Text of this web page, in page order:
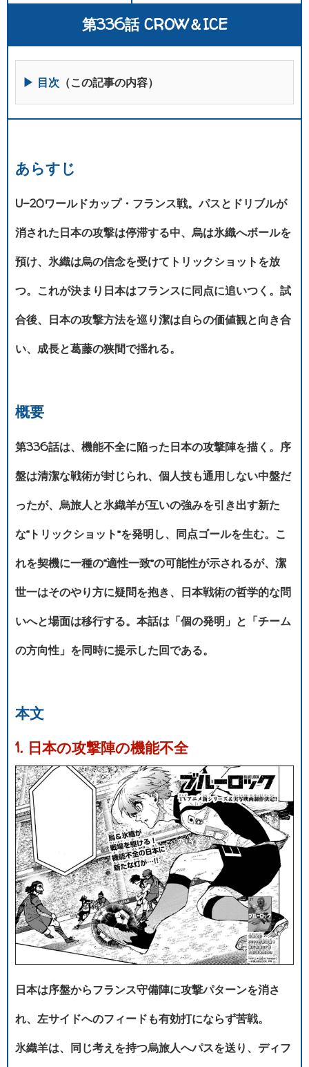
第336話 CROW＆ICE
▶ 目次 （この記事の内容）
あらすじ
U-20ワールドカップ・フランス戦。パスとドリブルが
消された日本の攻撃は停滞する中、烏は氷織へボールを
預け、氷織は烏の信念を受けてトリックショットを放
つ。これが決まり日本はフランスに同点に追いつく。試
合後、日本の攻撃方法を巡り潔は自らの価値観と向き合
い、成長と葛藤の狭間で揺れる。
概要
第336話は、機能不全に陥った日本の攻撃陣を描く。序
盤は清潔な戦術が封じられ、個人技も通用しない中盤だ
ったが、烏旅人と氷織羊が互いの強みを引き出す新た
な“トリックショット”を発明し、同点ゴールを生む。こ
れを契機に一種の“適性一致”の可能性が示されるが、潔
世一はそのやり方に疑問を抱き、日本戦術の哲学的な問
いへと場面は移行する。本話は「個の発明」と「チーム
の方向性」を同時に提示した回である。
本文
1. 日本の攻撃陣の機能不全
日本は序盤からフランス守備陣に攻撃パターンを消さ
れ、左サイドへのフィードも有効打にならず苦戦。
氷織羊は、同じ考えを持つ烏旅人へパスを送り、ディフ